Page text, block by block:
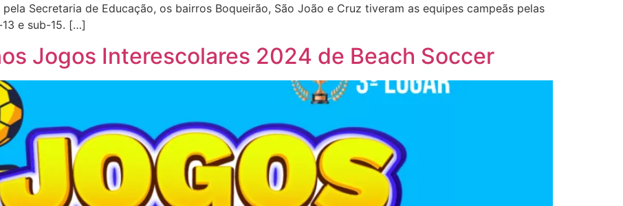
Secretaria de Educação, os bairros Boqueirão, São João e Cruz tiveram as equipes campeãs pelas
e sub-15. […]
Jogos Interescolares 2024 de Beach Soccer